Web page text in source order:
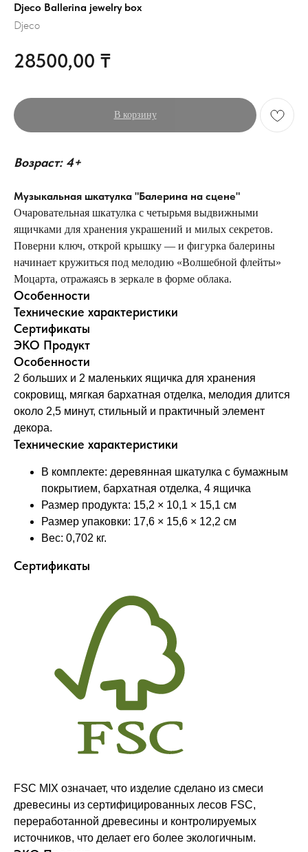
Djeco Ballerina jewelry box
Djeco
28500,00 ₸
В корзину
Возраст: 4+
Музыкальная шкатулка "Балерина на сцене"
Очаровательная шкатулка с четырьмя выдвижными
ящичками для хранения украшений и милых секретов.
Поверни ключ, открой крышку — и фигурка балерины
начинает кружиться под мелодию «Волшебной флейты»
Моцарта, отражаясь в зеркале в форме облака.
Особенности
Технические характеристики
Сертификаты
ЭКО Продукт
Особенности
2 больших и 2 маленьких ящичка для хранения
сокровищ, мягкая бархатная отделка, мелодия длится
около 2,5 минут, стильный и практичный элемент
декора.
Технические характеристики
В комплекте: деревянная шкатулка с бумажным
покрытием, бархатная отделка, 4 ящичка
Размер продукта: 15,2 × 10,1 × 15,1 см
Размер упаковки: 17,6 × 15,6 × 12,2 см
Вес: 0,702 кг.
Сертификаты
FSC MIX означает, что изделие сделано из смеси
древесины из сертифицированных лесов FSC,
переработанной древесины и контролируемых
источников, что делает его более экологичным.
Оставайтесь в курсе новостей и
узнавайте первыми о наших новинках
Компания
О нас
Договор-оферта
Политика конфиденциальности